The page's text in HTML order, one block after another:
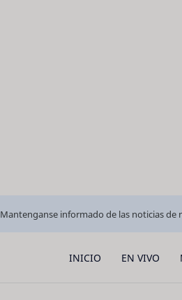
Mantenganse informado de las noticias de
INICIO EN VIVO